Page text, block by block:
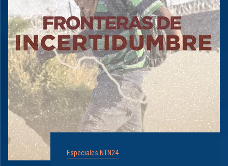
Especiales NTN24